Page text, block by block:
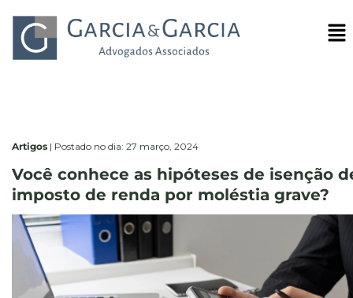
Artigos | Postado no dia: 27 março, 2024
Você conhece as hipóteses de isenção
imposto de renda por moléstia grave?